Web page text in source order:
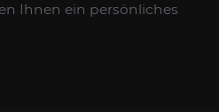
Ihnen ein persönliches